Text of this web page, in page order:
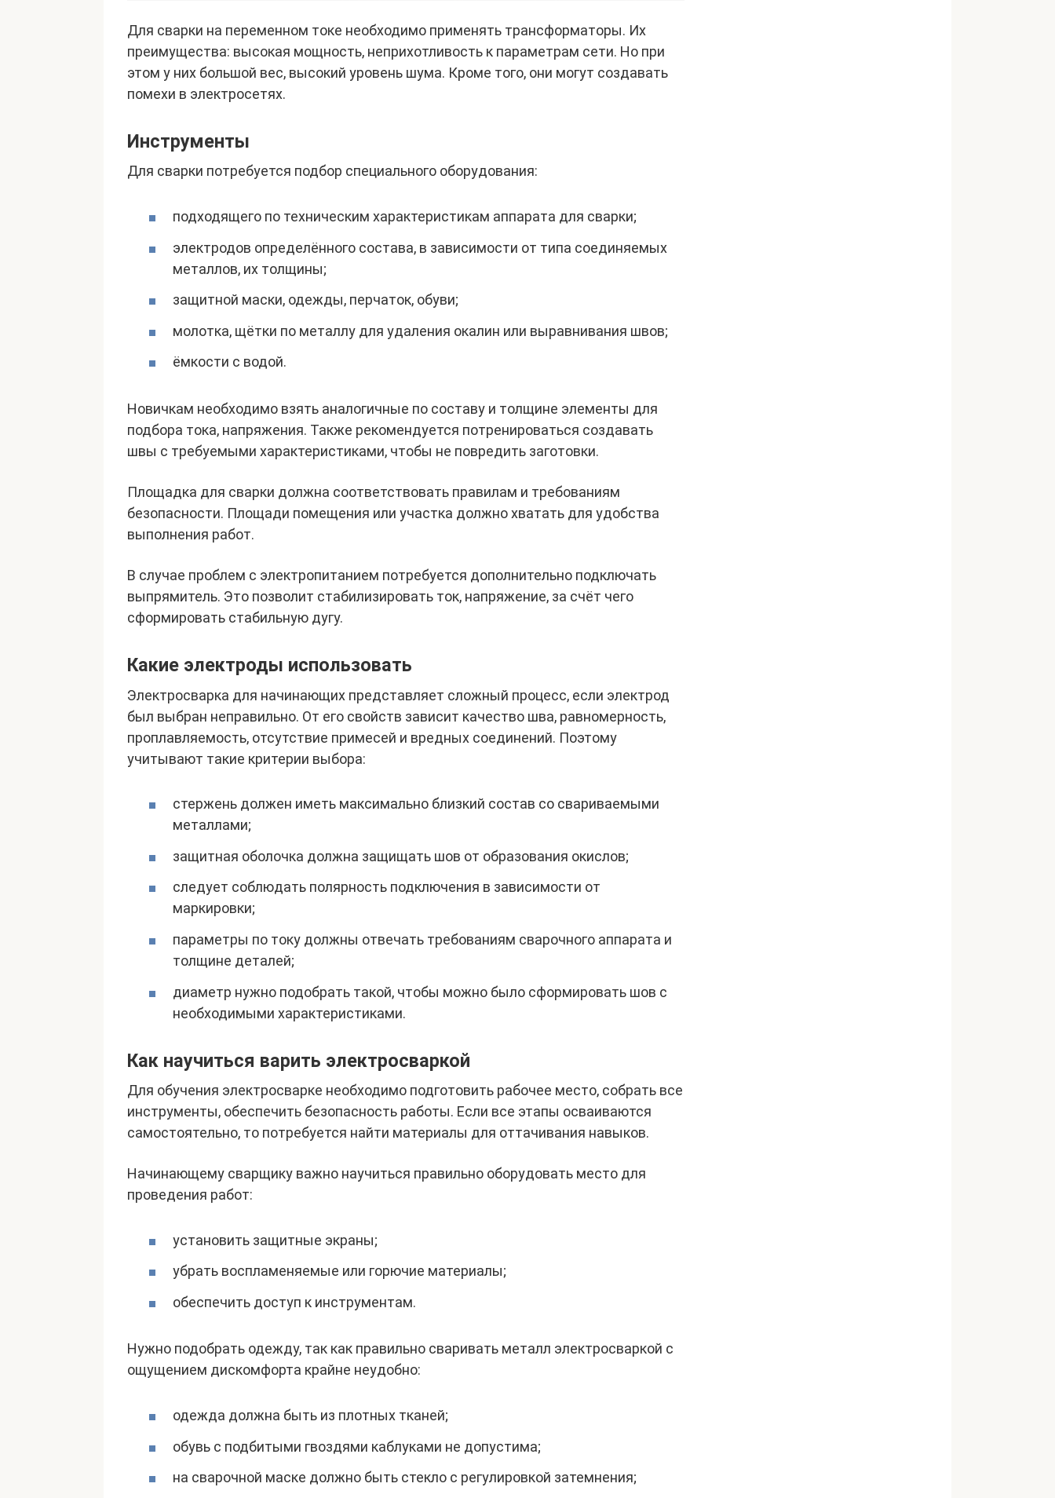
Для сварки на переменном токе необходимо применять трансформаторы. Их
преимущества: высокая мощность, неприхотливость к параметрам сети. Но при
этом у них большой вес, высокий уровень шума. Кроме того, они могут создавать
помехи в электросетях.
Инструменты
Для сварки потребуется подбор специального оборудования:
подходящего по техническим характеристикам аппарата для сварки;
электродов определённого состава, в зависимости от типа соединяемых
металлов, их толщины;
защитной маски, одежды, перчаток, обуви;
молотка, щётки по металлу для удаления окалин или выравнивания швов;
ёмкости с водой.
Новичкам необходимо взять аналогичные по составу и толщине элементы для
подбора тока, напряжения. Также рекомендуется потренироваться создавать
швы с требуемыми характеристиками, чтобы не повредить заготовки.
Площадка для сварки должна соответствовать правилам и требованиям
безопасности. Площади помещения или участка должно хватать для удобства
выполнения работ.
В случае проблем с электропитанием потребуется дополнительно подключать
выпрямитель. Это позволит стабилизировать ток, напряжение, за счёт чего
сформировать стабильную дугу.
Какие электроды использовать
Электросварка для начинающих представляет сложный процесс, если электрод
был выбран неправильно. От его свойств зависит качество шва, равномерность,
проплавляемость, отсутствие примесей и вредных соединений. Поэтому
учитывают такие критерии выбора:
стержень должен иметь максимально близкий состав со свариваемыми
металлами;
защитная оболочка должна защищать шов от образования окислов;
следует соблюдать полярность подключения в зависимости от
маркировки;
параметры по току должны отвечать требованиям сварочного аппарата и
толщине деталей;
диаметр нужно подобрать такой, чтобы можно было сформировать шов с
необходимыми характеристиками.
Как научиться варить электросваркой
Для обучения электросварке необходимо подготовить рабочее место, собрать все
инструменты, обеспечить безопасность работы. Если все этапы осваиваются
самостоятельно, то потребуется найти материалы для оттачивания навыков.
Начинающему сварщику важно научиться правильно оборудовать место для
проведения работ:
установить защитные экраны;
убрать воспламеняемые или горючие материалы;
обеспечить доступ к инструментам.
Нужно подобрать одежду, так как правильно сваривать металл электросваркой с
ощущением дискомфорта крайне неудобно:
одежда должна быть из плотных тканей;
обувь с подбитыми гвоздями каблуками не допустима;
на сварочной маске должно быть стекло с регулировкой затемнения;